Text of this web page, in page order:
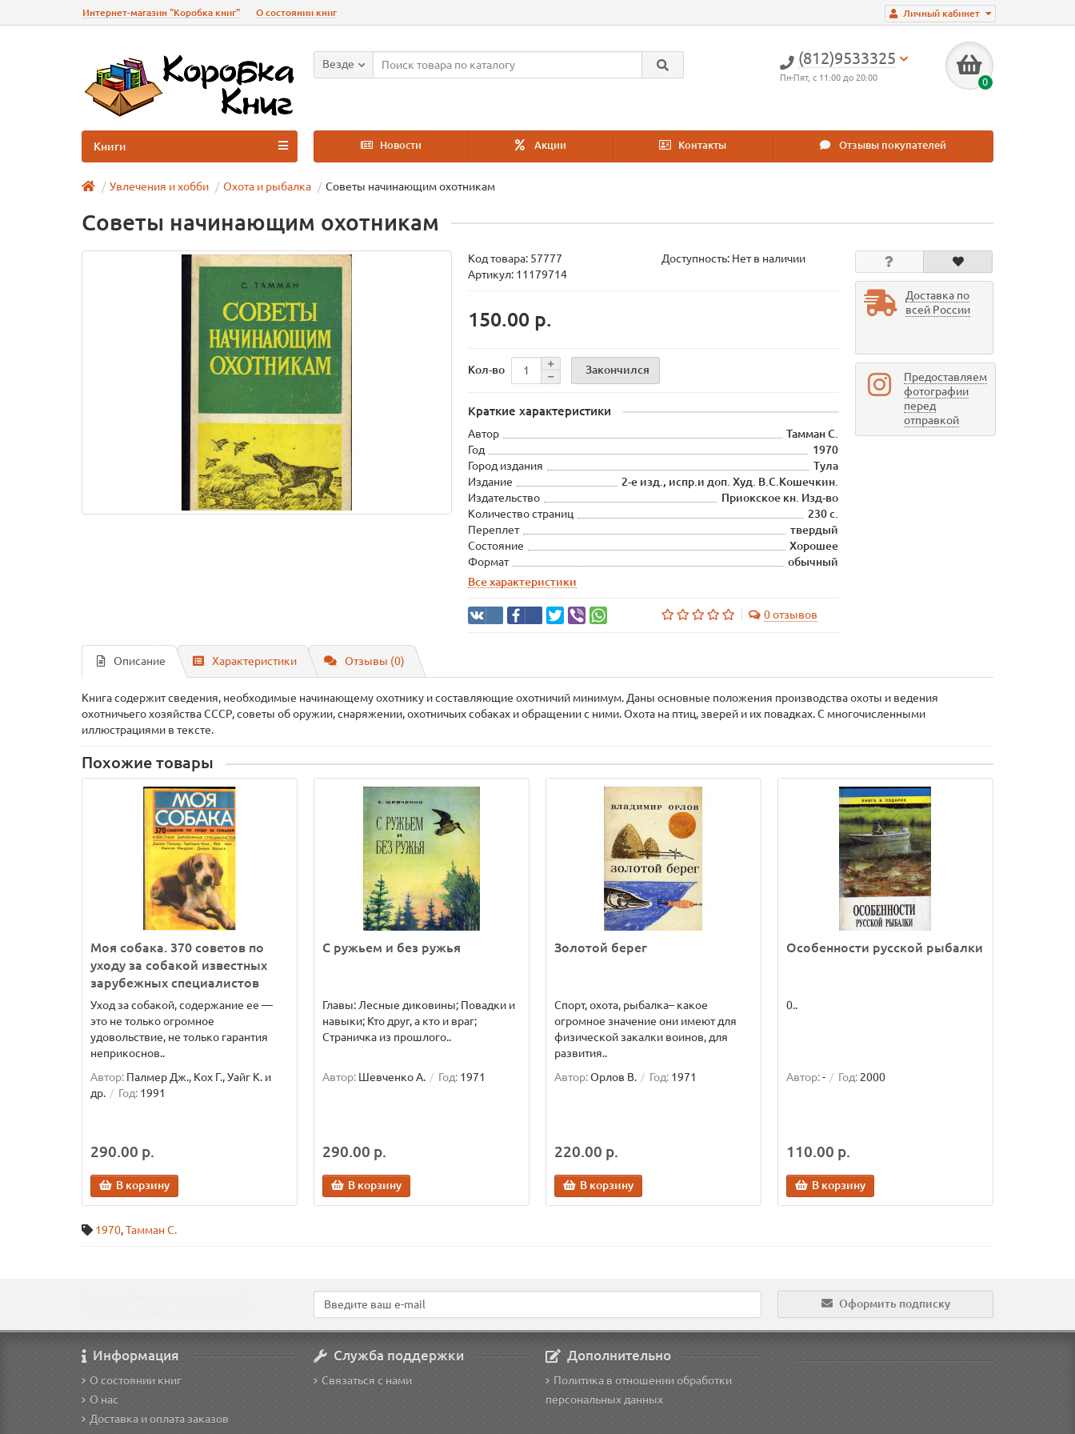
Личный кабинет
Интернет-магазин "Коробка книг" О состоянии книг
(812)9533325
Пн-Пят, с 11:00 до 20:00 0
Везде
Новости Акции Контакты Отзывы покупателей
Книги
Увлечения и хобби Охота и рыбалка Советы начинающим охотникам
Советы начинающим охотникам
Код товара: 57777
Доступность: Нет в наличии
Артикул: 11179714
150.00 р.
Кол-во Закончился
Краткие характеристики
Автор
Тамман С.
Год
1970
Город издания
Тула
Издание
2-е изд., испр.и доп. Худ. В.С.Кошечкин.
Издательство
Приокское кн. Изд-во
Количество страниц
230 с.
Переплет
твердый
Состояние
Хорошее
Формат
обычный
Все характеристики
0 отзывов
Доставка по
всей России
Предоставляем
фотографии
перед
отправкой
Описание Характеристики Отзывы (0)
Книга содержит сведения, необходимые начинающему охотнику и составляющие охотничий минимум. Даны основные положения производства охоты и ведения
охотничьего хозяйства СССР, советы об оружии, снаряжении, охотничьих собаках и обращении с ними. Охота на птиц, зверей и их повадках. С многочисленными
иллюстрациями в тексте.
Похожие товары
Моя собака. 370 советов по
уходу за собакой известных
зарубежных специалистов
Уход за собакой, содержание ее —
это не только огромное
удовольствие, не только гарантия
неприкоснов..
Автор: Палмер Дж., Кох Г., Уайг К. и
др.
Год: 1991
290.00 р.
В корзину
С ружьем и без ружья
Главы: Лесные диковины; Повадки и
навыки; Кто друг, а кто и враг;
Страничка из прошлого..
Автор: Шевченко А. Год: 1971
290.00 р.
В корзину
Золотой берег
Спорт, охота, рыбалка– какое
огромное значение они имеют для
физической закалки воинов, для
развития..
Автор:Орлов В. Год: 1971
220.00 р.
В корзину
Особенности русской рыбалки
0..
Автор:- Год: 2000
110.00 р.
В корзину
1970,Тамман С.
Оформить подписку
Информация
О состоянии книг
О нас
Доставка и оплата заказов
Служба поддержки
Связаться с нами
Дополнительно
Политика в отношении обработки
персональных данных